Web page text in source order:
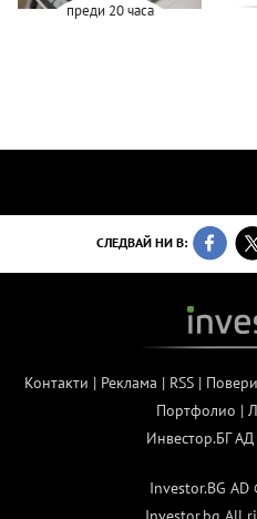
преди 20 часа
СЛЕДВАЙ НИ В:
Контакти | Реклама | RSS|
Портфолио |
Инвестор.БГ
Investor.BG